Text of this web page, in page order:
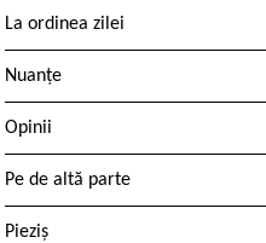
La ordinea zilei
Nuanțe
Opinii
Pe de altă parte
Pieziș